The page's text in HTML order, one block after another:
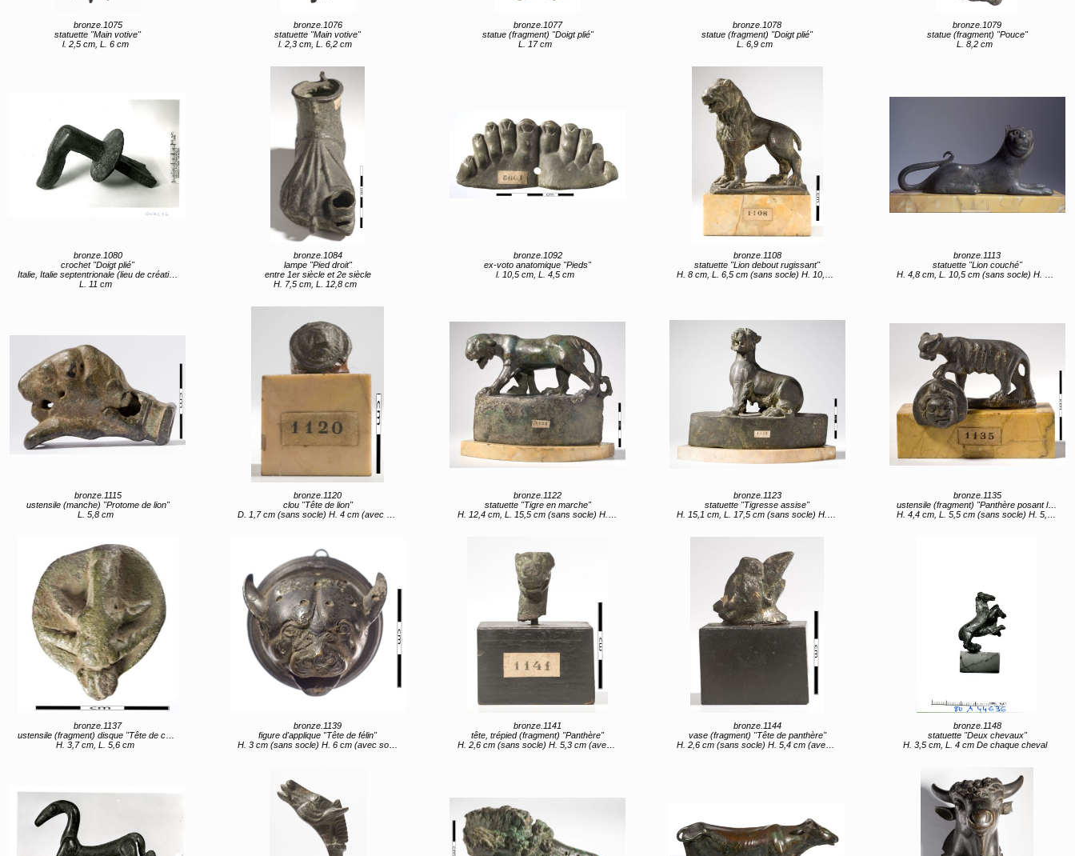
bronze.1075
statuette "Main votive"
l. 2,5 cm, L. 6 cm
bronze.1076
statuette "Main votive"
l. 2,3 cm, L. 6,2 cm
bronze.1077
statue (fragment) "Doigt plié"
L. 17 cm
bronze.1078
statue (fragment) "Doigt plié"
L. 6,9 cm
bronze.1079
statue (fragment) "Pouce"
L. 8,2 cm
bronze.1080
crochet "Doigt plié"
Italie, Italie septentrionale (lieu de création) 1er siècle
L. 11 cm
bronze.1084
lampe "Pied droit"
entre 1er siècle et 2e siècle
H. 7,5 cm, L. 12,8 cm
bronze.1092
ex-voto anatomique "Pieds"
l. 10,5 cm, L. 4,5 cm
bronze.1108
statuette "Lion debout rugissant"
H. 8 cm, L. 6,5 cm (sans socle) H. 10,7 cm, l. 4,5 cm, L. 7,2 cm (avec socle)
bronze.1113
statuette "Lion couché"
H. 4,8 cm, L. 10,5 cm (sans socle) H. 7,5 cm, L. 12 cm (avec socle)
bronze.1115
ustensile (manche) "Protome de lion"
L. 5,8 cm
bronze.1120
clou "Tête de lion"
D. 1,7 cm (sans socle) H. 4 cm (avec socle)
bronze.1122
statuette "Tigre en marche"
H. 12,4 cm, L. 15,5 cm (sans socle) H. 14 cm (avec socle)
bronze.1123
statuette "Tigresse assise"
H. 15,1 cm, L. 17,5 cm (sans socle) H. 16,7 cm (avec socle)
bronze.1135
ustensile (fragment) "Panthère posant la patte sur un masque" (titre d'usage)
H. 4,4 cm, L. 5,5 cm (sans socle) H. 5,5 cm, L. 7 cm (avec socle)
bronze.1137
ustensile (fragment) disque "Tête de chèvre"
H. 3,7 cm, L. 5,6 cm
bronze.1139
figure d'applique "Tête de félin"
H. 3 cm (sans socle) H. 6 cm (avec socle)
bronze.1141
tête, trépied (fragment) "Panthère"
H. 2,6 cm (sans socle) H. 5,3 cm (avec socle)
bronze.1144
vase (fragment) "Tête de panthère"
H. 2,6 cm (sans socle) H. 5,4 cm (avec socle)
bronze.1148
statuette "Deux chevaux"
H. 3,5 cm, L. 4 cm De chaque cheval